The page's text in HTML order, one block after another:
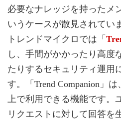
必要なナレッジを持ったメ
いうケースが散見されてい
トレンドマイクロでは「
し、手間がかかったり高度
たりするセキュリティ運用
す。「Trend Companion」は
上で利用できる機能です。
リクエストに対して回答を